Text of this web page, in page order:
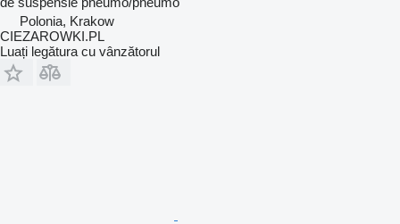
Polonia, Krakow
CIEZAROWKI.PL
Luați legătura cu vânzătorul